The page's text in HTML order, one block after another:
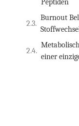
Burnout
einer